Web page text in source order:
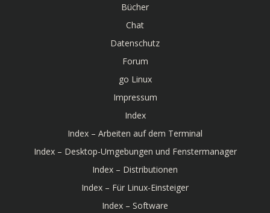
Bücher
Chat
Datenschutz
Forum
go Linux
Impressum
Index
Index – Arbeiten auf dem Terminal
Index – Desktop-Umgebungen und Fenstermanager
Index – Distributionen
Index – Für Linux-Einsteiger
Index – Software